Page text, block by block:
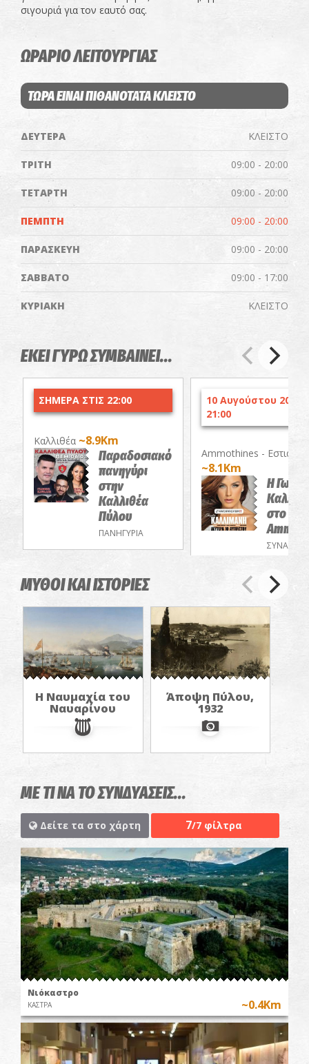
σιγουριά για τον εαυτό σας.
ΩΡΑΡΙΟ ΛΕΙΤΟΥΡΓΙΑΣ
ΤΩΡΑ ΕΙΝΑΙ ΠΙΘΑΝΟΤΑΤΑ ΚΛΕΙΣΤΟ
ΔΕΥΤΕΡΑ ΚΛΕΙΣΤΟ
ΤΡΙΤΗ 09:00 - 20:00
ΤΕΤΑΡΤΗ 09:00 - 20:00
ΠΕΜΠΤΗ 09:00 - 20:00
ΠΑΡΑΣΚΕΥΗ 09:00 - 20:00
ΣΑΒΒΑΤΟ 09:00 - 17:00
ΚΥΡΙΑΚΗ ΚΛΕΙΣΤΟ
ΕΚΕΙ ΓΥΡΩ ΣΥΜΒΑΙΝΕΙ...
ΣΗΜΕΡΑ ΣΤΙΣ 22:00
Καλλιθέα ~8.9Km
Παραδοσιακό
πανηγύρι
στην
Καλλιθέα
Πύλου
ΠΑΝΗΓΥΡΙΑ
10 Αυγούστου 2026
21:00
Ammothines -
~8.1Km
Η Γωγώ
στο
ΣΥΝΑΥΛΙΕΣ
ΜΥΘΟΙ ΚΑΙ ΙΣΤΟΡΙΕΣ
Η Ναυμαχία του
Ναυαρίνου
Άποψη Πύλου,
1932
ΜΕ ΤΙ ΝΑ ΤΟ ΣΥΝΔΥΑΣΕΙΣ...
Δείτε τα στο χάρτη 7/7 φίλτρα
Νιόκαστρο
ΚΑΣΤΡΑ ~0.4Km